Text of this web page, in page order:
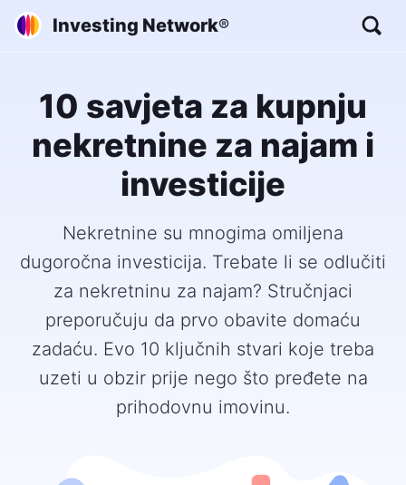
Investing Network®
10 savjeta za kupnju
nekretnine za najam i
investicije
Nekretnine su mnogima omiljena
dugoročna investicija. Trebate li se odlučiti
za nekretninu za najam? Stručnjaci
preporučuju da prvo obavite domaću
zadaću. Evo 10 ključnih stvari koje treba
uzeti u obzir prije nego što pređete na
prihodovnu imovinu.